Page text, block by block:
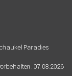
Paradies
07.08.2026